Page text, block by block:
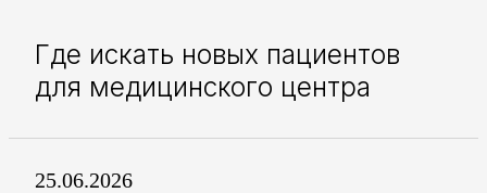
Где искать новых пациентов
для медицинского центра
25.06.2026